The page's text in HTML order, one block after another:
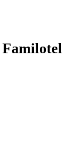
Familotel